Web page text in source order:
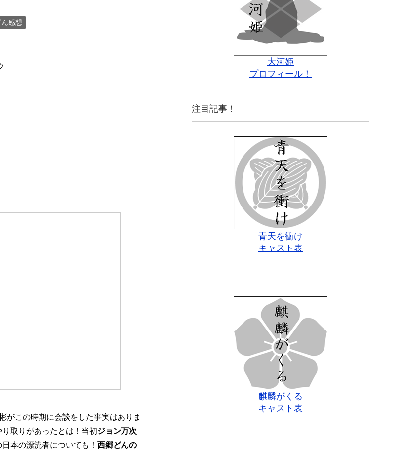
感想
がこの時期に会談をした事実はありま
取りがあったとは！当初ジョン万次
本の漂流者についても！ 西郷どんの
大河姫
プロフィール！
注目記事！
青天を衝け
キャスト表
麒麟がくる
キャスト表